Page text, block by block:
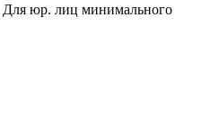
юр. лиц минимального